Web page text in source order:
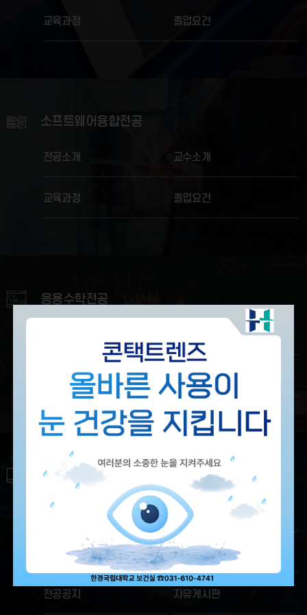
교육과정 졸업요건
소프트웨어융합전공
전공소개 교수소개
교육과정 졸업요건
응용수학전공
교육과정 졸업요건
정보보안전공
전공소개 교수소개
교육과정 졸업요건
전공공지 자유게시판